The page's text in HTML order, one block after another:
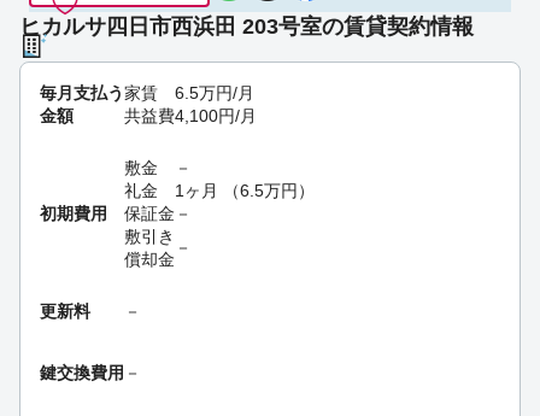
ヒカルサ四日市西浜田 203号室の賃貸契約情報
毎月支払う
金額
家賃 6.5万円/月
共益費4,100円/月
初期費用
敷金
－
礼金
1ヶ月 （6.5万円 ）
保証金 －
敷引き
償却金
－
更新料 －
鍵交換費用 －